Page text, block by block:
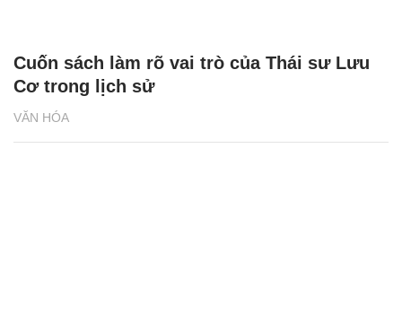
VĂN HÓA
Cuốn sách làm rõ vai trò của Thái sư Lưu
Cơ trong lịch sử